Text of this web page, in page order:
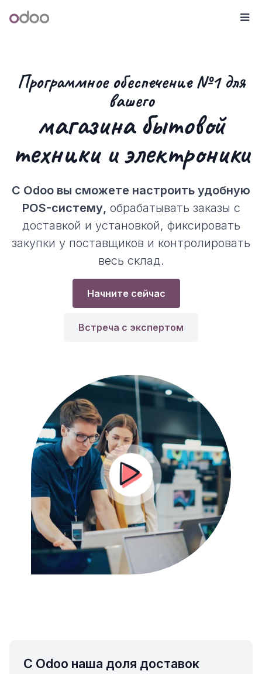
Odoo
Программное обеспечение №1 для
вашего
магазина бытовой
техники и электроники
С Odoo вы сможете настроить удобную
POS-систему, обрабатывать заказы с
доставкой и установкой, фиксировать
закупки у поставщиков и контролировать
весь склад.
Начните сейчас
Встреча с экспертом
С Odoo наша доля доставок